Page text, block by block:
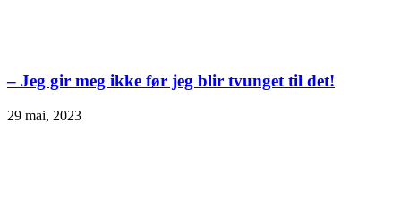
– Jeg gir meg ikke før jeg blir tvunget til det!
29 mai, 2023